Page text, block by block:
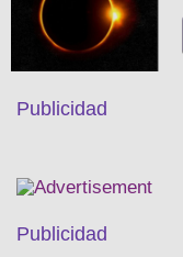
Publicidad
Publicidad